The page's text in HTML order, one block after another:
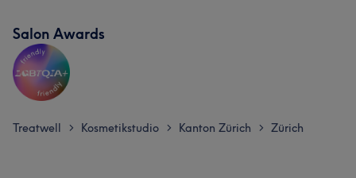
Salon Awards
Treatwell > Kosmetikstudio > Kanton Zürich > Zürich